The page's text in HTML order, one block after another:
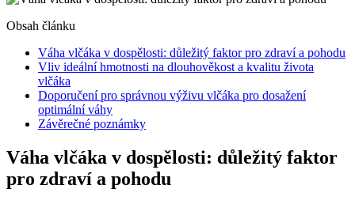
Obsah článku
Váha vlčáka‍ v ⁤dospělosti: důležitý faktor pro zdraví a pohodu
Vliv ⁢ideální hmotnosti na dlouhověkost a kvalitu života⁣
vlčáka
Doporučení pro správnou‍ výživu vlčáka ​pro dosažení
optimální⁤ váhy
Závěrečné‌ poznámky
Váha vlčáka‍ v ⁤dospělosti: důležitý faktor
pro zdraví a pohodu